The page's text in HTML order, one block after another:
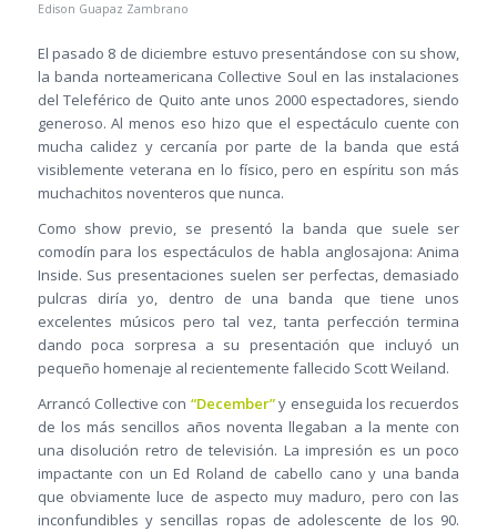
Edison Guapaz Zambrano
El pasado 8 de diciembre estuvo presentándose con su show,
la banda norteamericana Collective Soul en las instalaciones
del Teleférico de Quito ante unos 2000 espectadores, siendo
generoso. Al menos eso hizo que el espectáculo cuente con
mucha calidez y cercanía por parte de la banda que está
visiblemente veterana en lo físico, pero en espíritu son más
muchachitos noventeros que nunca.
Como show previo, se presentó la banda que suele ser
comodín para los espectáculos de habla anglosajona: Anima
Inside. Sus presentaciones suelen ser perfectas, demasiado
pulcras diría yo, dentro de una banda que tiene unos
excelentes músicos pero tal vez, tanta perfección termina
dando poca sorpresa a su presentación que incluyó un
pequeño homenaje al recientemente fallecido Scott Weiland.
Arrancó Collective con “December”y enseguida los recuerdos
de los más sencillos años noventa llegaban a la mente con
una disolución retro de televisión. La impresión es un poco
impactante con un Ed Roland de cabello cano y una banda
que obviamente luce de aspecto muy maduro, pero con las
inconfundibles y sencillas ropas de adolescente de los 90.